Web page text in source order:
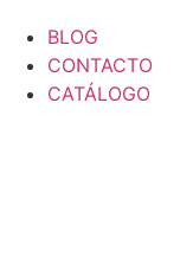
BLOG
CONTACTO
CATÁLOGO